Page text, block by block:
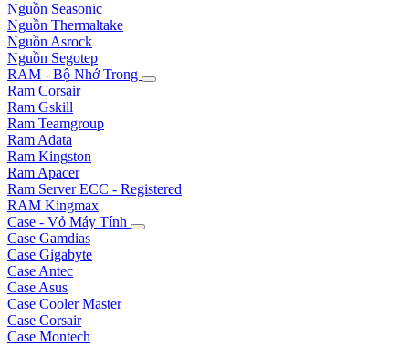
Nguồn Seasonic
Nguồn Thermaltake
Nguồn Asrock
Nguồn Segotep
RAM - Bộ Nhớ Trong
Ram Corsair
Ram Gskill
Ram Teamgroup
Ram Adata
Ram Kingston
Ram Apacer
Ram Server ECC - Registered
RAM Kingmax
Case - Vỏ Máy Tính
Case Gamdias
Case Gigabyte
Case Antec
Case Asus
Case Cooler Master
Case Corsair
Case Montech